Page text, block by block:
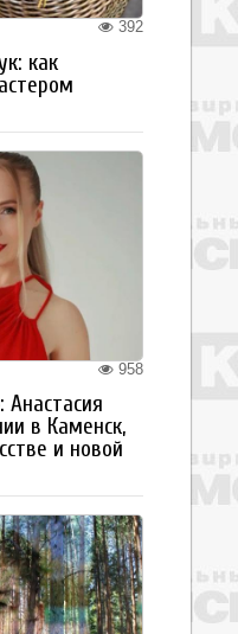
392
как
958
Анастасия
в Каменск,
и новой